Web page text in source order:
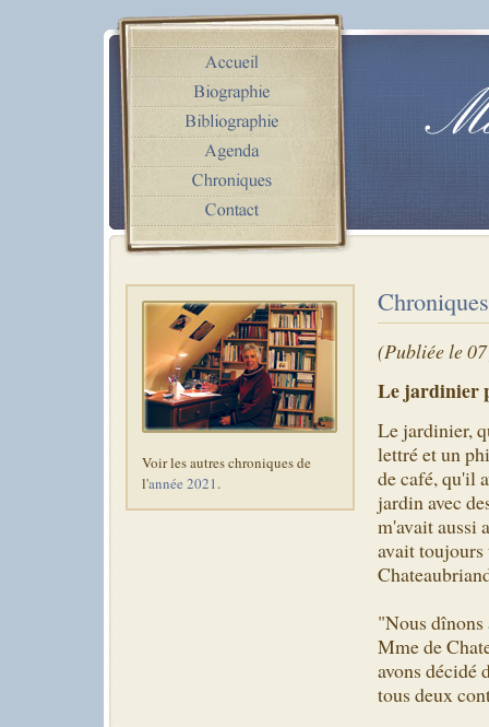
Voir les autres chroniques de
l'année 2021.
(Publiée le
Le jardinier
Le jardinier,
lettré et un
de café, qu'il
jardin avec
m'avait aussi
avait toujours
"Nous dînons
Mme de
avons décidé
tous deux